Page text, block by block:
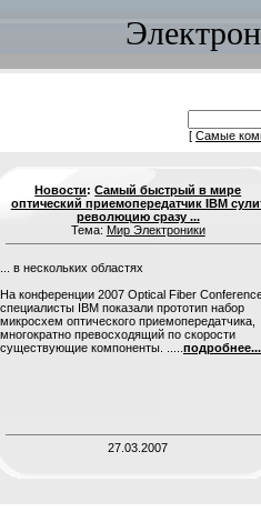
[ Самые
Новости:Самый быстрый в мире
оптический приемопередатчик IBM
революцию сразу ...
Тема: Мир Электроники
... в нескольких областях
На конференции 2007 Optical Fiber
специалисты IBM показали прототип набор
микросхем оптического приемопередатчика,
многократно превосходящий по скорости
существующие компоненты. ..... подробнее...
27.03.2007